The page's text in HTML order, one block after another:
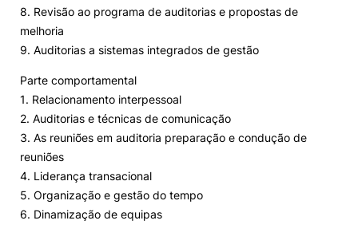
8. Revisão ao programa de auditorias e propostas de
melhoria
9. Auditorias a sistemas integrados de gestão
Parte comportamental
1. Relacionamento interpessoal
2. Auditorias e técnicas de comunicação
3. As reuniões em auditoria preparação e condução de
reuniões
4. Liderança transacional
5. Organização e gestão do tempo
6. Dinamização de equipas